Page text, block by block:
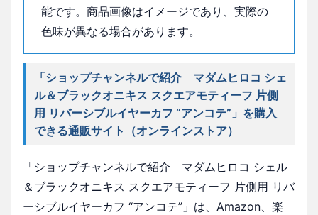
能です。商品画像はイメージであり、実際の
色味が異なる場合があります。
「ショップチャンネルで紹介 マダムヒロコ シェ
ル＆ブラックオニキス スクエアモティーフ 片側
用 リバーシブルイヤーカフ “アンコテ”」を購入
できる通販サイト（オンラインストア）
「ショップチャンネルで紹介 マダムヒロコ シェル
＆ブラックオニキス スクエアモティーフ 片側用 リバ
ーシブルイヤーカフ “アンコテ”」は、Amazon、楽